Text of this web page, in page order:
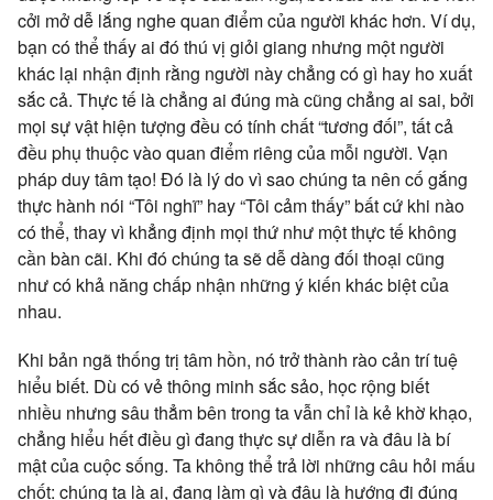
cởi mở dễ lắng nghe quan điểm của người khác hơn. Ví dụ,
bạn có thể thấy ai đó thú vị giỏi giang nhưng một người
khác lại nhận định rằng người này chẳng có gì hay ho xuất
sắc cả. Thực tế là chẳng ai đúng mà cũng chẳng ai sai, bởi
mọi sự vật hiện tượng đều có tính chất “tương đối”, tất cả
đều phụ thuộc vào quan điểm riêng của mỗi người. Vạn
pháp duy tâm tạo! Đó là lý do vì sao chúng ta nên cố gắng
thực hành nói “Tôi nghĩ” hay “Tôi cảm thấy” bất cứ khi nào
có thể, thay vì khẳng định mọi thứ như một thực tế không
cần bàn cãi. Khi đó chúng ta sẽ dễ dàng đối thoại cũng
như có khả năng chấp nhận những ý kiến khác biệt của
nhau.
Khi bản ngã thống trị tâm hồn, nó trở thành rào cản trí tuệ
hiểu biết. Dù có vẻ thông minh sắc sảo, học rộng biết
nhiều nhưng sâu thẳm bên trong ta vẫn chỉ là kẻ khờ khạo,
chẳng hiểu hết điều gì đang thực sự diễn ra và đâu là bí
mật của cuộc sống. Ta không thể trả lời những câu hỏi mấu
chốt: chúng ta là ai, đang làm gì và đâu là hướng đi đúng